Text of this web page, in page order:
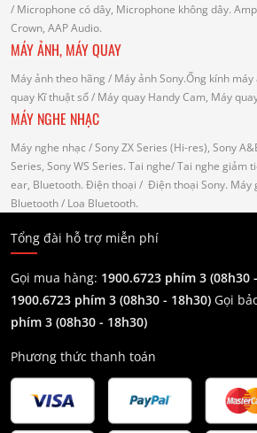
/ Microphone có dây, Microphone không dây.
Crown, AAP Audio.
MÁY ẢNH, MÁY QUAY
Máy ảnh theo hãng / Máy ảnh Sony.Ống kính máy
quay Kĩ thuật số/ Máy quay Handy Cam, Máy
MÁY NGHE NHẠC
Máy nghe nhạc / Sony ZX Series (Hi-res), Sony
Series, Sony WS Series. Tai nghe/ Tai nghe giảm
ear, Bluetooth. Điện thoại / Điện thoại Sony. Máy
Bluetooth/ Loa Bluetooth.
Tổng đài hỗ trợ miễn phí
Gọi mua hàng: 1900.6723 phím 3 (08h30
1900.6723 phím 3 (08h30 - 18h30) Gọi
phím 3 (08h30 - 18h30)
Phương thức thanh toán